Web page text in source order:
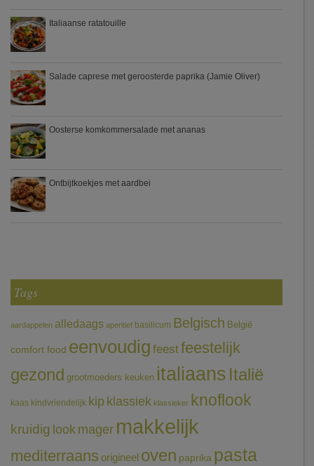
Italiaanse ratatouille
Salade caprese met geroosterde paprika (Jamie Oliver)
Oosterse komkommersalade met ananas
Ontbijtkoekjes met aardbei
Tags
aardappelen alledaags aperitief basilicum Belgisch België
comfort food eenvoudig feestfeestelijk
gezond grootmoeders keuken italiaans Italië
kaas kindvriendelijk kip klassiek klassieker knoflook
kruidig look mager makkelijk
mediterraans origineel oven paprika pasta